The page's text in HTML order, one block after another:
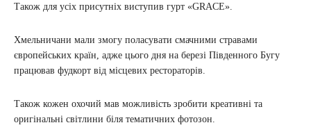
Також для усіх присутніх виступив гурт «GRACE».
Хмельничани мали змогу поласувати смачними стравами
європейських країн, адже цього дня на березі Південного Бугу
працював фудкорт від місцевих рестораторів.
Також кожен охочий мав можливість зробити креативні та
оригінальні світлини біля тематичних фотозон.